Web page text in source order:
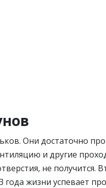
Они достаточно
и другие
не получится.
года жизни успевает